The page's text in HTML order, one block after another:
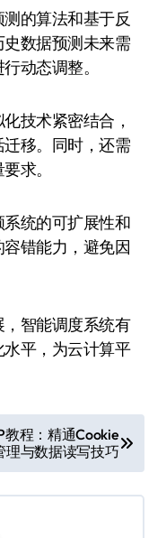
的算法和基于反
数据预测未来需
动态调整。
技术紧密结合，
移。同时，还需
求。
统的可扩展性和
错能力，避免因
智能调度系统有
平，为云计算平
教程：精通Cookie
理与数据读写技巧